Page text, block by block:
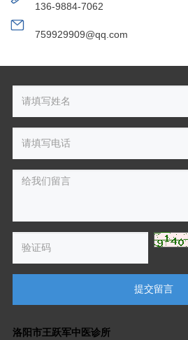
136-9884-7062
759929909@qq.com
提交留言
洛阳市王跃军中医诊所